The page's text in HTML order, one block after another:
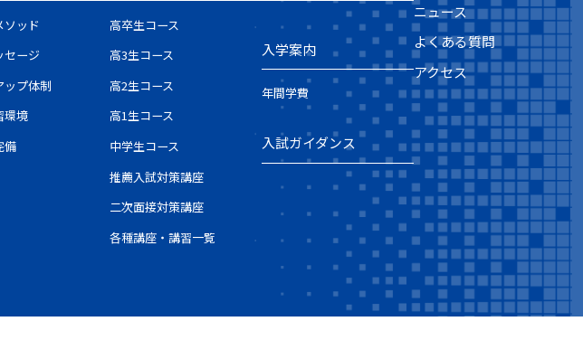
ソッド
セージ
ップ体制
環境
備
高卒生コース
高3生コース
高2生コース
高1生コース
中学生コース
推薦入試対策講座
二次面接対策講座
各種講座・講習一覧
入学案内
年間学費
入試ガイダンス
ニュース
よくある質問
アクセス